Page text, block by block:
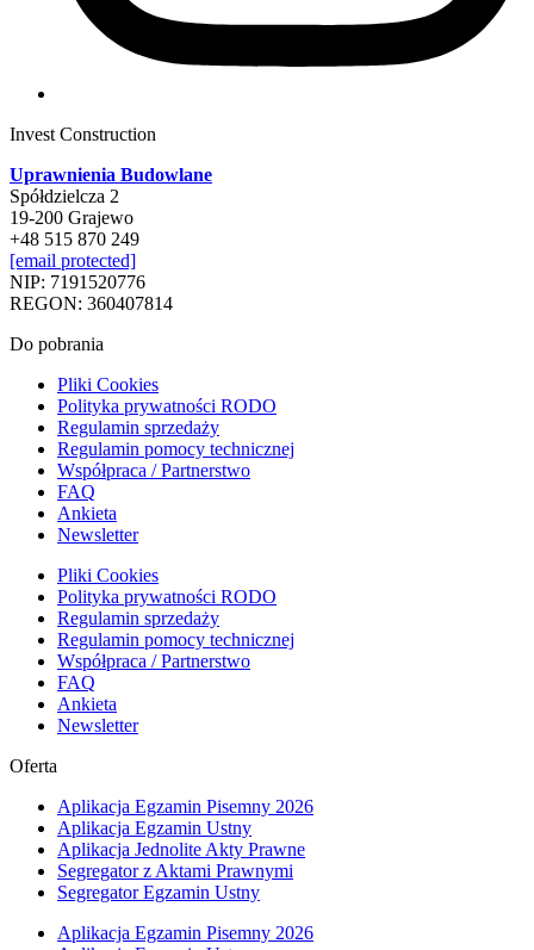
Invest Construction
Uprawnienia Budowlane
Spółdzielcza 2
19-200 Grajewo
+48 515 870 249
[email protected]
NIP: 7191520776
REGON: 360407814
Do pobrania
Pliki Cookies
Polityka prywatności RODO
Regulamin sprzedaży
Regulamin pomocy technicznej
Współpraca / Partnerstwo
FAQ
Ankieta
Newsletter
Pliki Cookies
Polityka prywatności RODO
Regulamin sprzedaży
Regulamin pomocy technicznej
Współpraca / Partnerstwo
FAQ
Ankieta
Newsletter
Oferta
Aplikacja Egzamin Pisemny 2026
Aplikacja Egzamin Ustny
Aplikacja Jednolite Akty Prawne
Segregator z Aktami Prawnymi
Segregator Egzamin Ustny
Aplikacja Egzamin Pisemny 2026